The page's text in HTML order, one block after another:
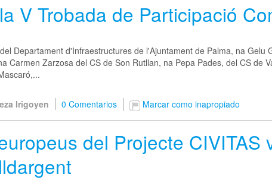
V Trobada de Participació
Departament d'Infraestructures de l'Ajuntament de Palma, na
Carmen Zarzosa del CS de Son Rutllan, na Pepa Pades, del CS
Irigoyen
0 Comentarios Marcar como inapropiado
del Projecte